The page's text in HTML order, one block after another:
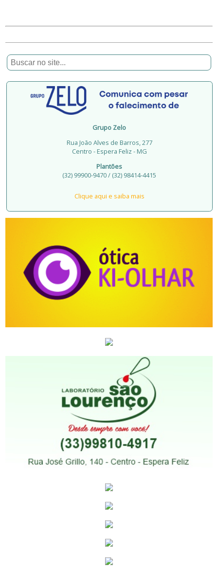
Grupo Zelo
Rua João Alves de Barros, 277
Centro - Espera Feliz - MG
Plantões
(32) 99900-9470 / (32) 98414-4415
Clique aqui e saiba mais